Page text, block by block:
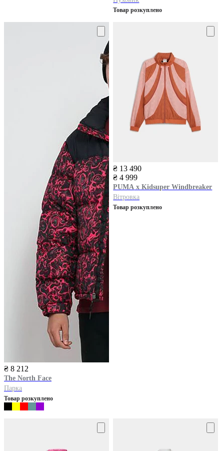
Товар розкуплено
₴ 8 212
The North Face
Парка
Товар розкуплено
₴ 13 490
₴ 4 999
PUMA x Kidsuper Windbreaker
Вітровка
Товар розкуплено